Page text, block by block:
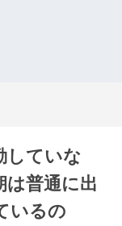
していな
は普通に出
いるの